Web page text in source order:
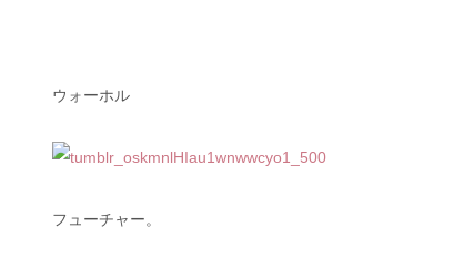
ウォーホル
フューチャー。